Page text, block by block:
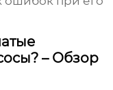
– Обзор